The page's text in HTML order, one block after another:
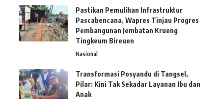
Pastikan Pemulihan Infrastruktur
Pascabencana, Wapres Tinjau Progres
Pembangunan Jembatan Krueng
Tingkeum Bireuen
Nasional
Transformasi Posyandu di Tangsel,
Pilar: Kini Tak Sekadar Layanan Ibu dan
Anak